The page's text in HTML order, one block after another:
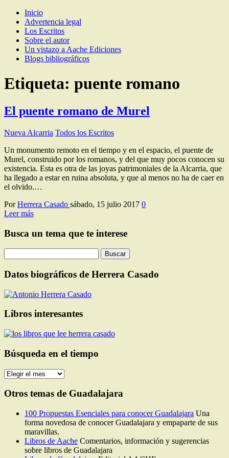
Los Escritos de Herrera Casado
Artículos y comentarios sobre Guadalajara
Inicio
Advertencia legal
Los Escritos
Sobre el autor
Un vistazo a Aache Ediciones
Blogs bibliográficos
Etiqueta: puente romano
El puente romano de Murel
Nueva Alcarria Todos los Escritos
Un monumento remoto en el tiempo y en el espacio, el puente de
Murel, construido por los romanos, y del que muy pocos conocen su
existencia. Esta es otra de las joyas patrimoniales de la Alcarria, que
ha llegado a estar en ruina absoluta, y que al menos no ha de caer en
el olvido.…
Por Herrera Casado sábado, 15 julio 2017 0
Leer más
Busca un tema que te interese
Datos biográficos de Herrera Casado
Libros interesantes
Búsqueda en el tiempo
Búsqueda
el
Otros temas de Guadalajara
100 Propuestas Esenciales para conocer Guadalajara Una
forma novedosa de conocer Guadalajara y empaparte de sus
maravillas.
Libros de Aache Comentarios, información y sugerencias
sobre libros de Guadalajara